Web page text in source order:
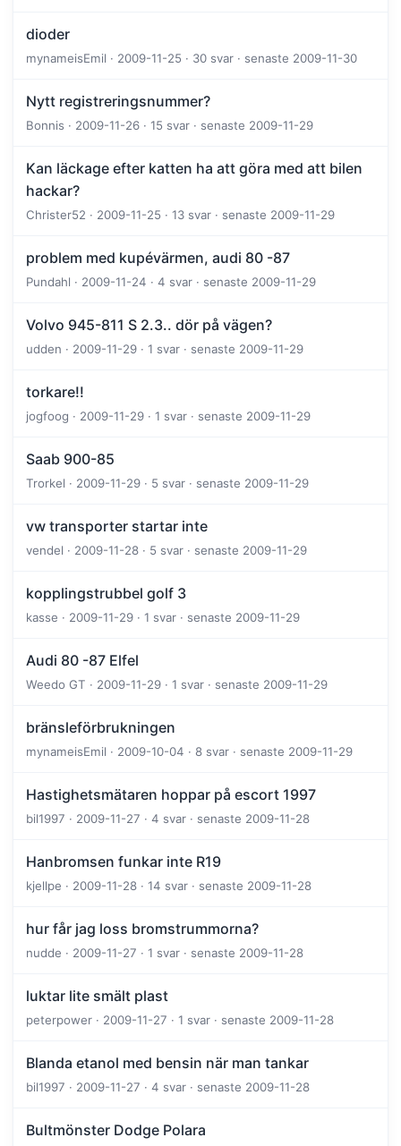
dioder
mynameisEmil · 2009-11-25 · 30 svar · senaste 2009-11-30
Nytt registreringsnummer?
Bonnis · 2009-11-26 · 15 svar · senaste 2009-11-29
Kan läckage efter katten ha att göra med att bilen
hackar?
Christer52 · 2009-11-25 · 13 svar · senaste 2009-11-29
problem med kupévärmen, audi 80 -87
Pundahl · 2009-11-24 · 4 svar · senaste 2009-11-29
Volvo 945-811 S 2.3.. dör på vägen?
udden · 2009-11-29 · 1 svar · senaste 2009-11-29
torkare!!
jogfoog · 2009-11-29 · 1 svar · senaste 2009-11-29
Saab 900-85
Trorkel · 2009-11-29 · 5 svar · senaste 2009-11-29
vw transporter startar inte
vendel · 2009-11-28 · 5 svar · senaste 2009-11-29
kopplingstrubbel golf 3
kasse · 2009-11-29 · 1 svar · senaste 2009-11-29
Audi 80 -87 Elfel
Weedo GT · 2009-11-29 · 1 svar · senaste 2009-11-29
bränsleförbrukningen
mynameisEmil · 2009-10-04 · 8 svar · senaste 2009-11-29
Hastighetsmätaren hoppar på escort 1997
bil1997 · 2009-11-27 · 4 svar · senaste 2009-11-28
Hanbromsen funkar inte R19
kjellpe · 2009-11-28 · 14 svar · senaste 2009-11-28
hur får jag loss bromstrummorna?
nudde · 2009-11-27 · 1 svar · senaste 2009-11-28
luktar lite smält plast
peterpower · 2009-11-27 · 1 svar · senaste 2009-11-28
Blanda etanol med bensin när man tankar
bil1997 · 2009-11-27 · 4 svar · senaste 2009-11-28
Bultmönster Dodge Polara